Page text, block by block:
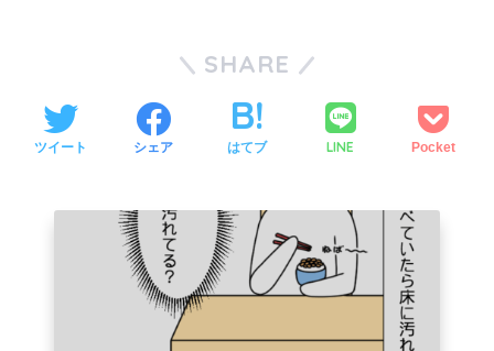
SHARE
ツイート シェア はてブ LINE Pocket